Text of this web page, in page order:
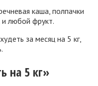
каша, полпачки
и любой фрукт.
за месяц на 5 кг,
на 5 кг»